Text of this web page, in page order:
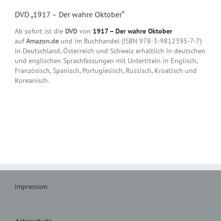
DVD „1917 – Der wahre Oktober“
Ab sofort ist die DVD von 1917 – Der wahre Oktober
aufAmazon.de und im Buchhandel (ISBN 978-3-9812395-7-7)
in Deutschland, Österreich und Schweiz erhältlich in deutschen
und englischen Sprachfassungen mit Untertiteln in Englisch,
Französisch, Spanisch, Portugiesisch, Russisch, Kroatisch und
Koreanisch.
impressum